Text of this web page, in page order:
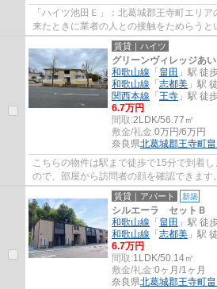
「ハイツ池田Ｅ」：北葛城郡王寺町エリ
来たときに業者の人との接触をためらう
ので、対面で会わずに荷物を受け取ること
賃貸｜ハイツ
グリーンヴィレッジあ
和歌山線 「 畠田 」駅 徒
和歌山線 「 志都美 」駅
関西本線 「 王寺 」駅 徒
6.7万円
間取:2LDK/56.77㎡
敷金/礼金:0万円/6万円
奈良県北葛城郡王寺町
こちらの物件は駅まで徒歩で15分で到着
ので、部屋から訪問者の顔を確認できま
広々とした住まい。暮らしに役立つパソコ
賃貸｜アパート 新築
シルエーラ セットＢ
和歌山線 「 畠田 」駅 徒
和歌山線 「 志都美 」駅
6.7万円
間取:1LDK/50.14㎡
敷金/礼金:0ヶ月/1ヶ月
奈良県北葛城郡王寺町